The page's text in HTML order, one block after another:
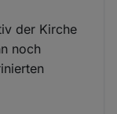
der Kirche
noch